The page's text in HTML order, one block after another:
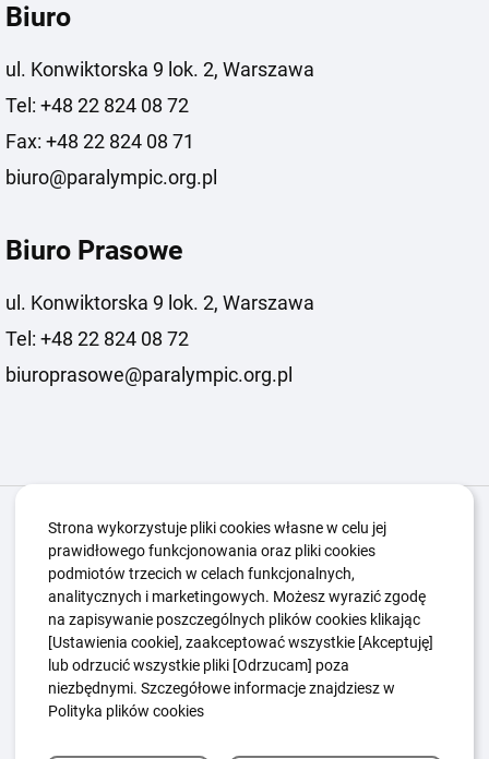
Biuro
ul. Konwiktorska 9 lok. 2, Warszawa
Tel: +48 22 824 08 72
Fax: +48 22 824 08 71
biuro@paralympic.org.pl
Biuro Prasowe
ul. Konwiktorska 9 lok. 2, Warszawa
Tel: +48 22 824 08 72
biuroprasowe@paralympic.org.pl
Igrzyska Paralimpijskie O nas
Kwalifikacje ZSK
Kluby Aktualności
Edukacja
Guttmanny Kontakt
Polityka Ochrony Dzieci
Sygnaliści
Polityka plików cookie
Strona wykorzystuje pliki cookies własne w celu jej
prawidłowego funkcjonowania oraz pliki cookies
podmiotów trzecich w celach funkcjonalnych,
analitycznych i marketingowych. Możesz wyrazić zgodę
na zapisywanie poszczególnych plików cookies klikając
[Ustawienia cookie], zaakceptować wszystkie [Akceptuję]
lub odrzucić wszystkie pliki [Odrzucam] poza
niezbędnymi. Szczegółowe informacje znajdziesz w
Polityka plików cookies